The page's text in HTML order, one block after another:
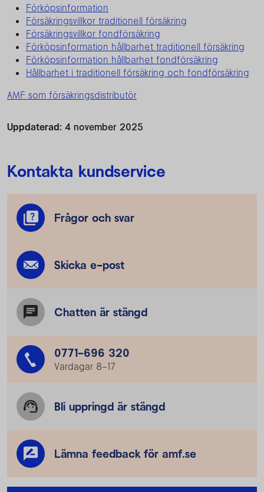
Förköpsinformation
Försäkringsvillkor traditionell försäkring
Försäkringsvillkor fondförsäkring
Förköpsinformation hållbarhet traditionell försäkring
Förköpsinformation hållbarhet fondförsäkring
Hållbarhet i traditionell försäkring och fondförsäkring
AMF som försäkringsdistributör
Uppdaterad: 4 november 2025
Kontakta kundservice
Frågor och svar
Skicka e-post
Chatten är stängd
0771-696 320
Vardagar 8–17
Bli uppringd är stängd
Lämna feedback för amf.se